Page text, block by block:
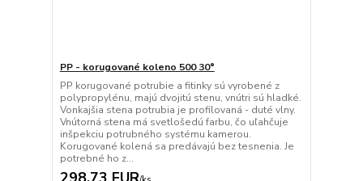
PP - korugované koleno 500 30°
PP korugované potrubie a fitinky sú vyrobené z
polypropylénu, majú dvojitú stenu, vnútri sú hladké.
Vonkajšia stena potrubia je profilovaná - duté vlny.
Vnútorná stena má svetlošedú farbu, čo uľahčuje
inšpekciu potrubného systému kamerou.
Korugované kolená sa predávajú bez tesnenia. Je
potrebné ho z...